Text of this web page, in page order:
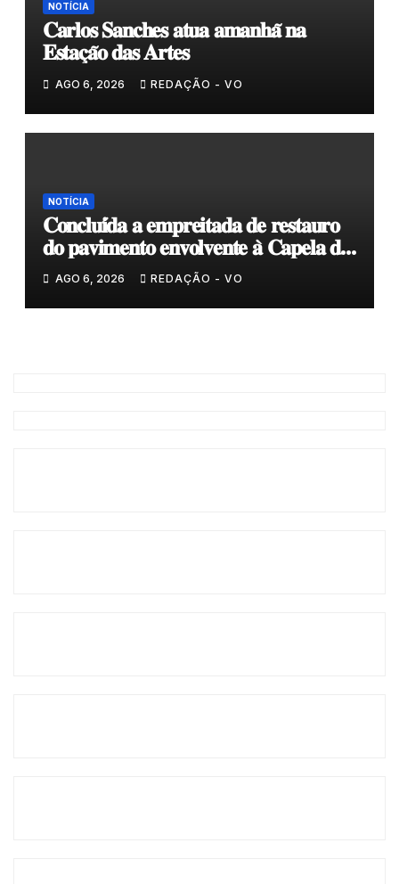
NOTÍCIA
𝐂𝐚𝐫𝐥𝐨𝐬 𝐒𝐚𝐧𝐜𝐡𝐞𝐬 𝐚𝐭𝐮𝐚 𝐚𝐦𝐚𝐧𝐡𝐚̃ 𝐧𝐚
𝐄𝐬𝐭𝐚𝐜̧𝐚̃𝐨 𝐝𝐚𝐬 𝐀𝐫𝐭𝐞𝐬
AGO 6, 2026 REDAÇÃO - VO
NOTÍCIA
𝐂𝐨𝐧𝐜𝐥𝐮𝐢́𝐝𝐚 𝐚 𝐞𝐦𝐩𝐫𝐞𝐢𝐭𝐚𝐝𝐚 𝐝𝐞 𝐫𝐞𝐬𝐭𝐚𝐮𝐫𝐨
𝐝𝐨 𝐩𝐚𝐯𝐢𝐦𝐞𝐧𝐭𝐨 𝐞𝐧𝐯𝐨𝐥𝐯𝐞𝐧𝐭𝐞 𝐚̀ 𝐂𝐚𝐩𝐞𝐥𝐚 𝐝𝐞
𝐂𝐨𝐯𝐚𝐬
AGO 6, 2026 REDAÇÃO - VO